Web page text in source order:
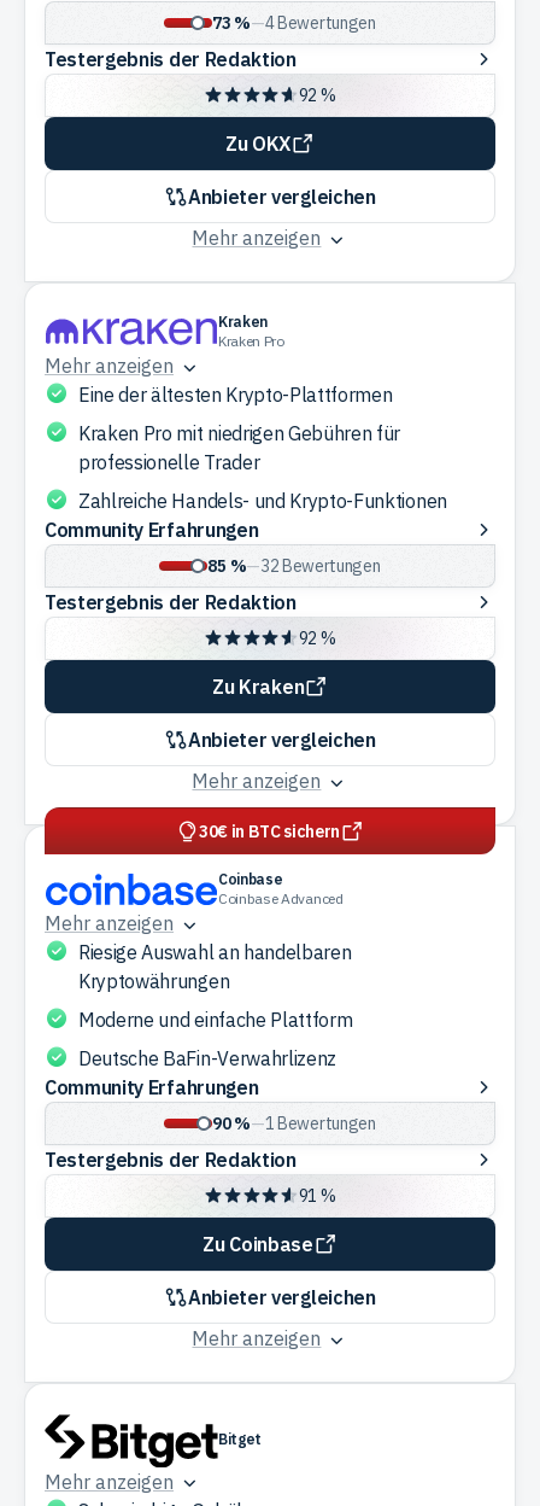
Erfahrungen
73 %—4Bewertungen
Testergebnis
der
Redaktion
Testergebnis der Redaktion
92 %
Anbieter vergleichen
Zu OKX
Mehr anzeigen
Kraken
Kraken Pro
Mehr anzeigen
Eine der ältesten Krypto-Plattformen
Kraken Pro mit niedrigen Gebühren für
professionelle Trader
Zahlreiche Handels- und Krypto-Funktionen
Community
Erfahrungen
Community Erfahrungen
85 %—32Bewertungen
Testergebnis
der
Redaktion
Testergebnis der Redaktion
92 %
Anbieter vergleichen
Zu Kraken
Mehr anzeigen
30€ in BTC sichern
Coinbase
Coinbase Advanced
Mehr anzeigen
Riesige Auswahl an handelbaren
Kryptowährungen
Moderne und einfache Plattform
Deutsche BaFin-Verwahrlizenz
Community
Erfahrungen
Community Erfahrungen
90 %—1Bewertungen
Testergebnis
der
Redaktion
Testergebnis der Redaktion
91 %
Anbieter vergleichen
Zu Coinbase
Mehr anzeigen
Bitget
Mehr anzeigen